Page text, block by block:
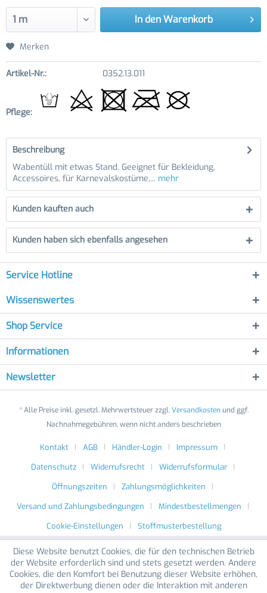
In den Warenkorb
Merken
Artikel-Nr.: 0352.13.011
Pflege:
Beschreibung
Wabentüll mit etwas Stand. Geeignet für Bekleidung,
Accessoires, für Karnevalskostüme,... mehr
Kunden kauften auch
Kunden haben sich ebenfalls angesehen
Service Hotline
Wissenswertes
Shop Service
Informationen
Newsletter
* Alle Preise inkl. gesetzl. Mehrwertsteuer zzgl.Versandkostenund ggf.
Nachnahmegebühren, wenn nicht anders beschrieben
Kontakt AGB Händler-Login
Impressum
Datenschutz
Widerrufsrecht
Widerrufsformular
Öffnungszeiten
Zahlungsmöglichkeiten
Versand und Zahlungsbedingungen
Mindestbestellmengen
Cookie-Einstellungen
Stoffmusterbestellung
Diese Website benutzt Cookies, die für den technischen Betrieb
der Website erforderlich sind und stets gesetzt werden. Andere
Cookies, die den Komfort bei Benutzung dieser Website erhöhen,
der Direktwerbung dienen oder die Interaktion mit anderen